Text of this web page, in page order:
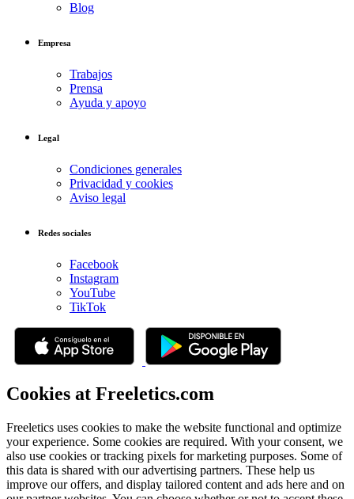
Blog
Empresa
Trabajos
Prensa
Ayuda y apoyo
Legal
Condiciones generales
Privacidad y cookies
Aviso legal
Redes sociales
Facebook
Instagram
YouTube
TikTok
Cookies at Freeletics.com
Freeletics uses cookies to make the website functional and optimize
your experience. Some cookies are required. With your consent, we
also use cookies or tracking pixels for marketing purposes. Some of
this data is shared with our advertising partners. These help us
improve our offers, and display tailored content and ads here and on